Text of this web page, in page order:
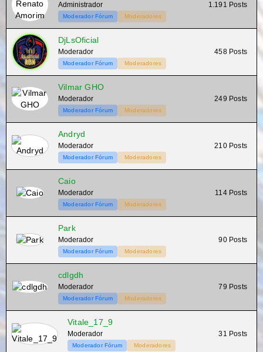
Administrador
Moderador Fórum Moderadores
1.191 Posts
DjLsOficial
Moderador
Moderador Fórum Moderadores
458 Posts
Vilmar GHO
Moderador
Moderador Fórum Moderadores
249 Posts
Andryd
Moderador
Moderador Fórum Moderadores
210 Posts
Caio
Moderador
Moderador Fórum Moderadores
114 Posts
Park
Moderador
Moderador Fórum Moderadores
90 Posts
cdlgdh
Moderador
Moderador Fórum Moderadores
79 Posts
Vitale_17_9
Moderador
Moderador Fórum Moderadores
31 Posts